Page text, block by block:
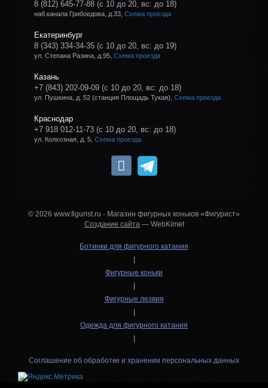
8 (812) 645-77-88 (с 10 до 20, вс: до 18)
наб.канала Грибоедова, д.33, Схема проезда
Екатеринбург
8 (343) 334-34-35 (с 10 до 20, вс: до 19)
ул. Степана Разина, д.95, Схема проезда
Казань
+7 (843) 202-09-09 (с 10 до 20, вс: до 18)
ул. Пушкина, д. 52 (станция Площадь Тукая), Схема проезда
Краснодар
+7 918 012-11-73 (с 10 до 20, вс: до 18)
ул. Колхозная, д. 5, Схема проезда
© 2026 www.figurist.ru - Магазин фигурных коньков «Фигурист»
Создание сайта— WebKimet
Ботинки для фигурного катания
Фигурные коньки
Фигурные лезвия
Одежда для фигурного катания
Соглашение об обработке и хранении персональных данных